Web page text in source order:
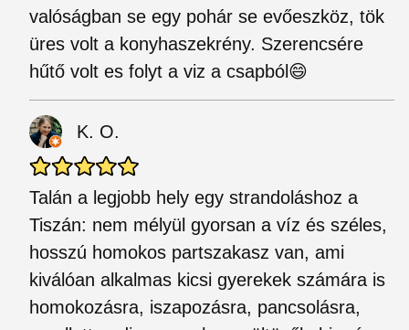
valóságban se egy pohár se evőeszköz, tök
üres volt a konyhaszekrény. Szerencsére
hűtő volt es folyt a viz a csapból😄
K. O.
Talán a legjobb hely egy strandoláshoz a
Tiszán: nem mélyül gyorsan a víz és széles,
hosszú homokos partszakasz van, ami
kiválóan alkalmas kicsi gyerekek számára is
homokozásra, iszapozásra, pancsolásra,